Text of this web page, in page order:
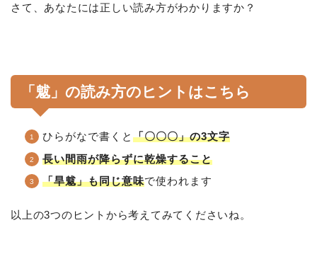
さて、あなたには正しい読み方がわかりますか？
「魃」の読み方のヒントはこちら
ひらがなで書くと 「〇〇〇」の3文字
長い間雨が降らずに乾燥すること
「旱魃」も同じ意味で使われます
以上の3つのヒントから考えてみてくださいね。